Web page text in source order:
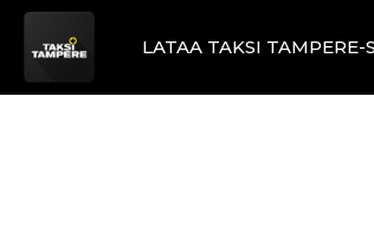
LATAA TAKSI